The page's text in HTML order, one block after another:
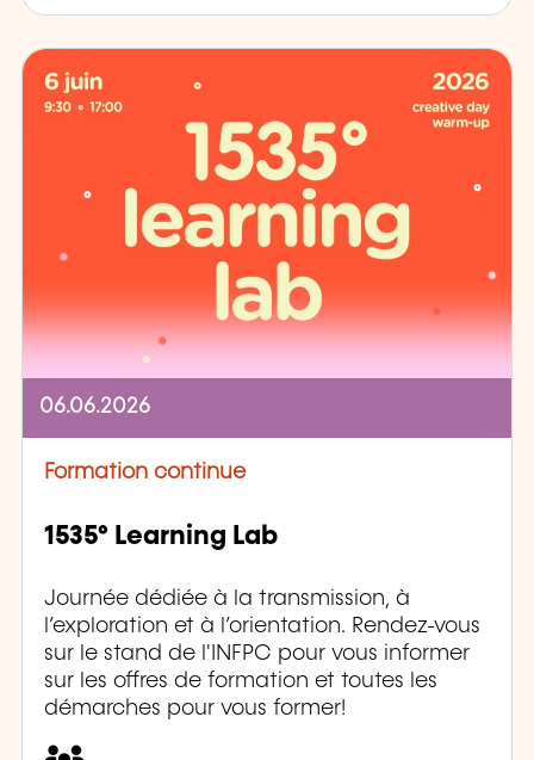
06.06.2026
Formation continue
1535° Learning Lab
Journée dédiée à la transmission, à
l’exploration et à l’orientation. Rendez-vous
sur le stand de l'INFPC pour vous informer
sur les offres de formation et toutes les
démarches pour vous former!